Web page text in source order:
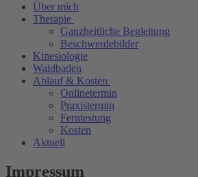
Über mich
Therapie
Ganzheitliche Begleitung
Beschwerdebilder
Kinesiologie
Waldbaden
Ablauf & Kosten
Onlinetermin
Praxistermin
Ferntestung
Kosten
Aktuell
Impressum